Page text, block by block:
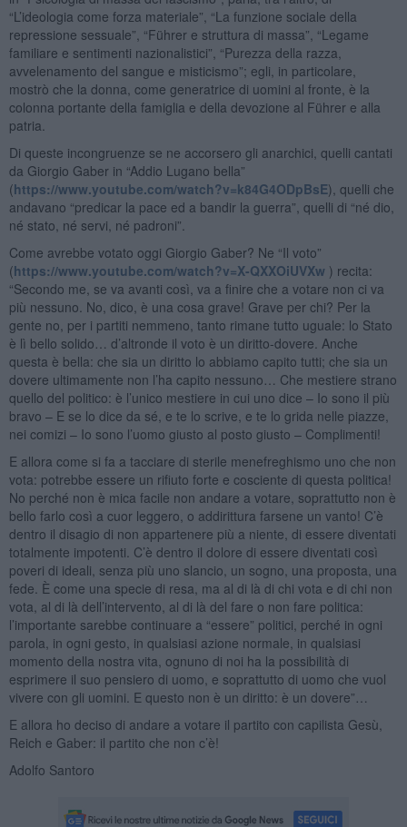
“L’ideologia come forza materiale”, “La funzione sociale della
repressione sessuale”, “Führer e struttura di massa”, “Legame
familiare e sentimenti nazionalistici”, “Purezza della razza,
avvelenamento del sangue e misticismo”; egli, in particolare,
mostrò che la donna, come generatrice di uomini al fronte, è la
colonna portante della famiglia e della devozione al Führer e alla
patria.
Di queste incongruenze se ne accorsero gli anarchici, quelli cantati
da Giorgio Gaber in “Addio Lugano bella”
(https://www.youtube.com/watch?v=k84G4ODpBsE), quelli che
andavano “predicar la pace ed a bandir la guerra”, quelli di “né dio,
né stato, né servi, né padroni”.
Come avrebbe votato oggi Giorgio Gaber? Ne “Il voto”
(https://www.youtube.com/watch?v=X-QXXOiUVXw) recita:
“Secondo me, se va avanti così, va a finire che a votare non ci va
più nessuno. No, dico, è una cosa grave! Grave per chi? Per la
gente no, per i partiti nemmeno, tanto rimane tutto uguale: lo Stato
è lì bello solido… d’altronde il voto è un diritto-dovere. Anche
questa è bella: che sia un diritto lo abbiamo capito tutti; che sia un
dovere ultimamente non l’ha capito nessuno… Che mestiere strano
quello del politico: è l’unico mestiere in cui uno dice – Io sono il più
bravo – E se lo dice da sé, e te lo scrive, e te lo grida nelle piazze,
nei comizi – Io sono l’uomo giusto al posto giusto – Complimenti!
E allora come si fa a tacciare di sterile menefreghismo uno che non
vota: potrebbe essere un rifiuto forte e cosciente di questa politica!
No perché non è mica facile non andare a votare, soprattutto non è
bello farlo così a cuor leggero, o addirittura farsene un vanto! C’è
dentro il disagio di non appartenere più a niente, di essere diventati
totalmente impotenti. C’è dentro il dolore di essere diventati così
poveri di ideali, senza più uno slancio, un sogno, una proposta, una
fede. È come una specie di resa, ma al di là di chi vota e di chi non
vota, al di là dell’intervento, al di là del fare o non fare politica:
l’importante sarebbe continuare a “essere” politici, perché in ogni
parola, in ogni gesto, in qualsiasi azione normale, in qualsiasi
momento della nostra vita, ognuno di noi ha la possibilità di
esprimere il suo pensiero di uomo, e soprattutto di uomo che vuol
vivere con gli uomini. E questo non è un diritto: è un dovere”…
E allora ho deciso di andare a votare il partito con capilista Gesù,
Reich e Gaber: il partito che non c’è!
Adolfo Santoro